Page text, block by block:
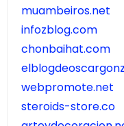
muambeiros.net
infozblog.com
chonbaihat.com
webpromote.net
steroids-store.co